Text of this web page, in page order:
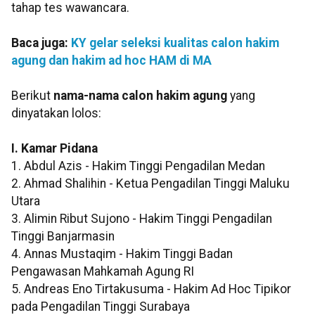
tahap tes wawancara.
Baca juga: KY gelar seleksi kualitas calon hakim
agung dan hakim ad hoc HAM di MA
Berikut nama-nama calon hakim agung yang
dinyatakan lolos:
I. Kamar Pidana
1. Abdul Azis - Hakim Tinggi Pengadilan Medan
2. Ahmad Shalihin - Ketua Pengadilan Tinggi Maluku
Utara
3. Alimin Ribut Sujono - Hakim Tinggi Pengadilan
Tinggi Banjarmasin
4. Annas Mustaqim - Hakim Tinggi Badan
Pengawasan Mahkamah Agung RI
5. Andreas Eno Tirtakusuma - Hakim Ad Hoc Tipikor
pada Pengadilan Tinggi Surabaya